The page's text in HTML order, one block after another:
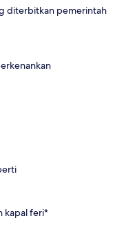
diterbitkan pemerintah
kapal feri*